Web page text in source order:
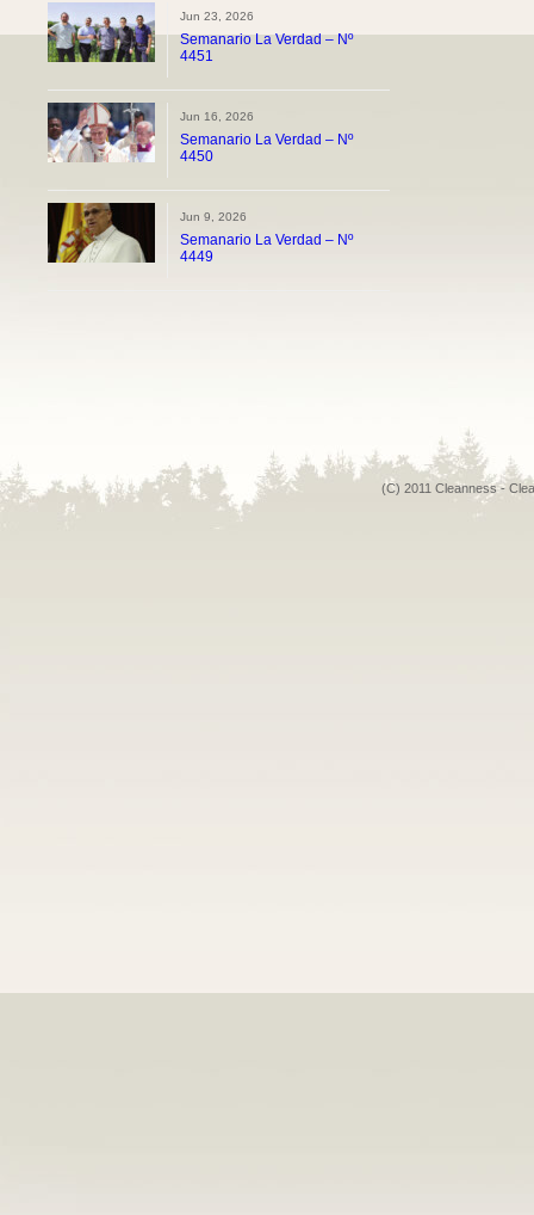
Jun 23, 2026
Semanario La Verdad – Nº
4451
Jun 16, 2026
Semanario La Verdad – Nº
4450
Jun 9, 2026
Semanario La Verdad – Nº
4449
(C) 2011 Cleanness -